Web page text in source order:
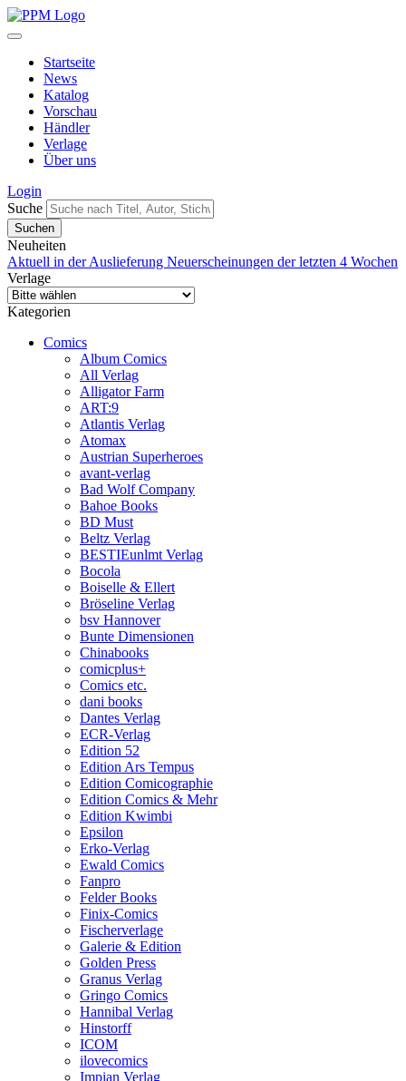
Startseite
News
Katalog
Vorschau
Händler
Verlage
Über uns
Login
Suche
Neuheiten
Aktuell in der Auslieferung Neuerscheinungen der letzten 4 Wochen
Verlage
Kategorien
Comics
Album Comics
All Verlag
Alligator Farm
ART:9
Atlantis Verlag
Atomax
Austrian Superheroes
avant-verlag
Bad Wolf Company
Bahoe Books
BD Must
Beltz Verlag
BESTIEunlmt Verlag
Bocola
Boiselle & Ellert
Bröseline Verlag
bsv Hannover
Bunte Dimensionen
Chinabooks
comicplus+
Comics etc.
dani books
Dantes Verlag
ECR-Verlag
Edition 52
Edition Ars Tempus
Edition Comicographie
Edition Comics & Mehr
Edition Kwimbi
Epsilon
Erko-Verlag
Ewald Comics
Fanpro
Felder Books
Finix-Comics
Fischerverlage
Galerie & Edition
Golden Press
Granus Verlag
Gringo Comics
Hannibal Verlag
Hinstorff
ICOM
ilovecomics
Impian Verlag